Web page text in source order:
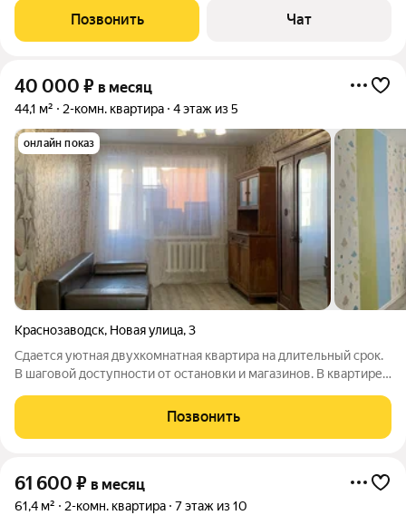
проживанию: есть вся необходимая мебель и оборудованная
кухня. Из техники:
Позвонить Чат
40 000 ₽ в месяц
44,1 м² 2-комн. квартира 4 этаж из 5
онлайн показ
Краснозаводск, Новая улица,3
Сдается уютная двухкомнатная квартира на длительный срок.
В шаговой доступности от остановки и магазинов. В квартире
смежные, что позволяет эффективно использовать
пространство. В кухне
Позвонить
61 600 ₽ в месяц
61,4 м² 2-комн. квартира 7 этаж из 10